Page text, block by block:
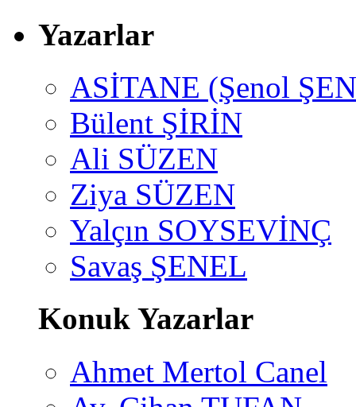
Yazarlar
ASİTANE (Şenol
Bülent ŞİRİN
Ali SÜZEN
Ziya SÜZEN
Yalçın SOYSEVİNÇ
Savaş ŞENEL
Konuk Yazarlar
Ahmet Mertol Canel